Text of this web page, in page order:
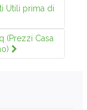
Utili prima di
(Prezzi Casa